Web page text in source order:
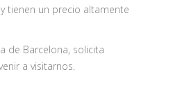
tienen un precio altamente
de Barcelona, solicita
a visitarnos.